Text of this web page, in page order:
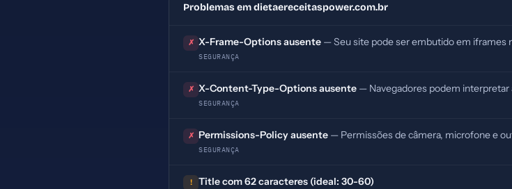
Problemas em dietaereceitaspower.com.br
✗ X-Frame-Options ausente — Seu site pode ser embutido em iframes
SEGURANÇA
✗ X-Content-Type-Options ausente — Navegadores podem interpretar
SEGURANÇA
✗ Permissions-Policy ausente — Permissões de câmera, microfone e
SEGURANÇA
! Title com 62 caracteres (ideal: 30-60)